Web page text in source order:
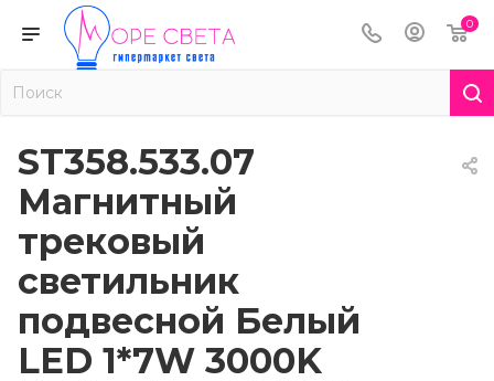
0
ST358.533.07
Магнитный
трековый
светильник
подвесной Белый
LED 1*7W 3000K